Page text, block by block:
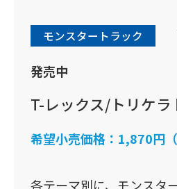
モンスタートラック
発売中
T-レックス/トリケラ
希望小売価格： 1,870円（
各テーマ別に、モンスタ